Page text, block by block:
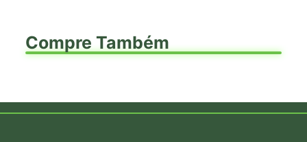
Compre Também